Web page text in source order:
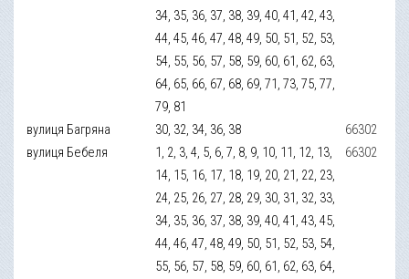
34, 35, 36, 37, 38, 39, 40, 41, 42, 43,
44, 45, 46, 47, 48, 49, 50, 51, 52, 53,
54, 55, 56, 57, 58, 59, 60, 61, 62, 63,
64, 65, 66, 67, 68, 69, 71, 73, 75, 77,
79, 81
вулиця Багряна 30, 32, 34, 36, 38
66302
вулиця Бебеля
1, 2, 3, 4, 5, 6, 7, 8, 9, 10, 11, 12, 13,
14, 15, 16, 17, 18, 19, 20, 21, 22, 23,
24, 25, 26, 27, 28, 29, 30, 31, 32, 33,
34, 35, 36, 37, 38, 39, 40, 41, 43, 45,
44, 46, 47, 48, 49, 50, 51, 52, 53, 54,
55, 56, 57, 58, 59, 60, 61, 62, 63, 64,
66302